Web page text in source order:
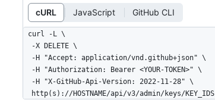
cURL JavaScript GitHub CLI
curl -L \
  http(s)://HOSTNAME/api/v3/admin/keys/KEY_IDS